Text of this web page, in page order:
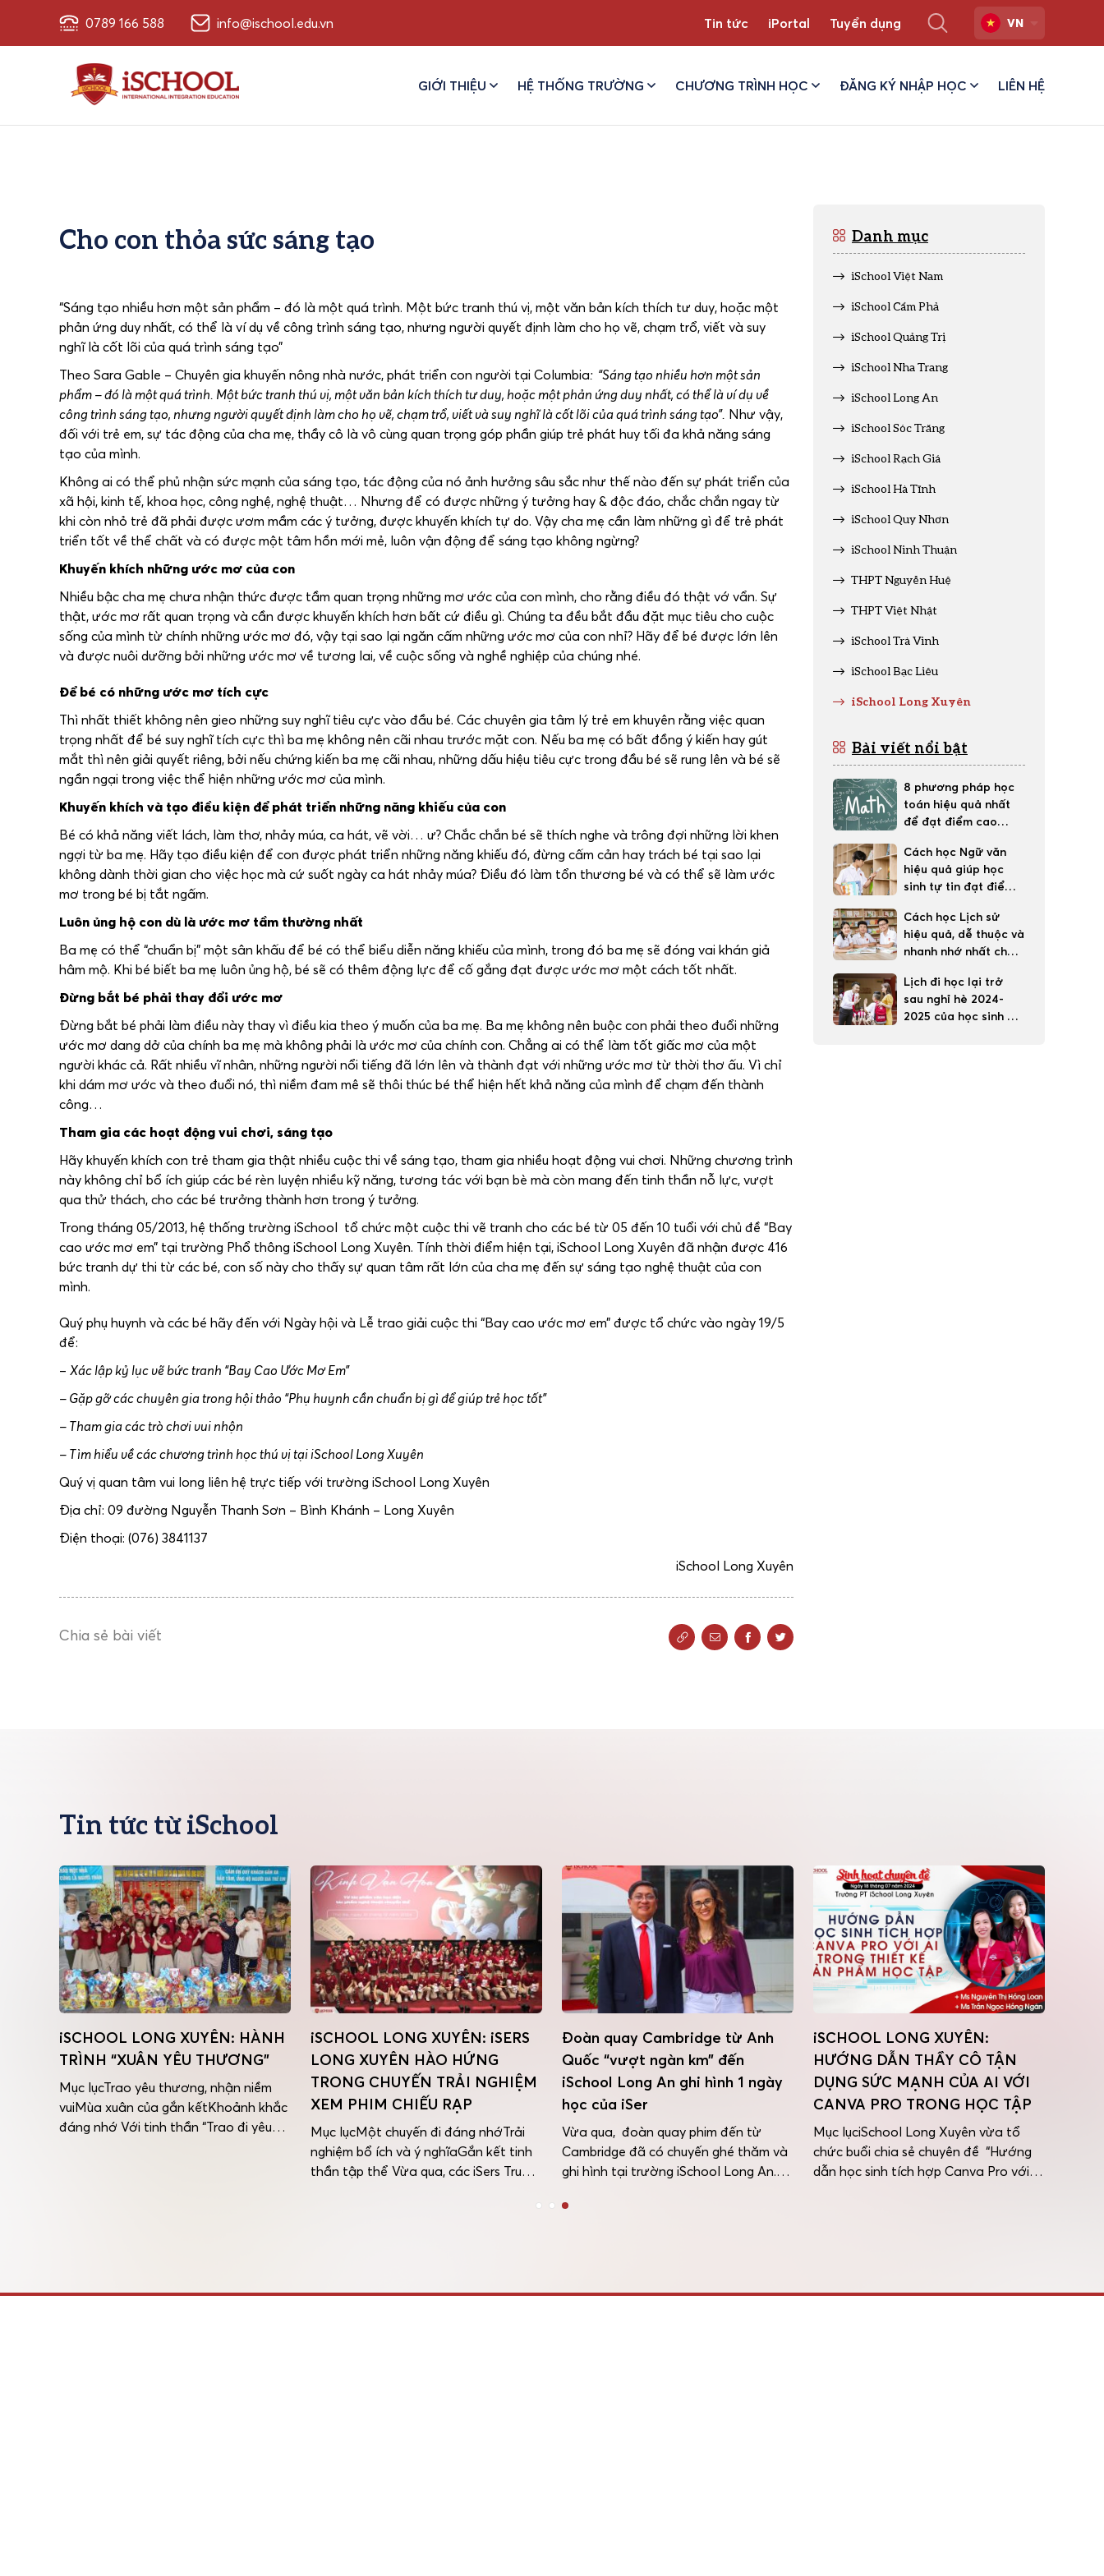
0789 166 588 info@ischool.edu.vn Tin tức iPortal Tuyển dụng VN
GIỚI THIỆU HỆ THỐNG TRƯỜNG CHƯƠNG TRÌNH HỌC ĐĂNG KÝ NHẬP HỌC LIÊN HỆ
Cho con thỏa sức sáng tạo
“Sáng tạo nhiều hơn một sản phẩm – đó là một quá trình. Một bức tranh thú vị, một văn bản kích thích tư duy, hoặc một
phản ứng duy nhất, có thể là ví dụ về công trình sáng tạo, nhưng người quyết định làm cho họ vẽ, chạm trổ, viết và suy
nghĩ là cốt lõi của quá trình sáng tạo”
Theo Sara Gable – Chuyên gia khuyến nông nhà nước, phát triển con người tại Columbia: “Sáng tạo nhiều hơn một sản
phẩm – đó là một quá trình. Một bức tranh thú vị, một văn bản kích thích tư duy, hoặc một phản ứng duy nhất, có thể là ví dụ về
công trình sáng tạo, nhưng người quyết định làm cho họ vẽ, chạm trổ, viết và suy nghĩ là cốt lõi của quá trình sáng tạo”. Như vậy,
đối với trẻ em, sự tác động của cha mẹ, thầy cô là vô cùng quan trọng góp phần giúp trẻ phát huy tối đa khả năng sáng
tạo của mình.
Không ai có thể phủ nhận sức mạnh của sáng tạo, tác động của nó ảnh hưởng sâu sắc như thế nào đến sự phát triển của
xã hội, kinh tế, khoa học, công nghệ, nghệ thuật… Nhưng để có được những ý tưởng hay & độc đáo, chắc chắn ngay từ
khi còn nhỏ trẻ đã phải được ươm mầm các ý tưởng, được khuyến khích tự do. Vậy cha mẹ cần làm những gì để trẻ phát
triển tốt về thể chất và có được một tâm hồn mới mẻ, luôn vận động để sáng tạo không ngừng?
Khuyến khích những ước mơ của con
Nhiều bậc cha mẹ chưa nhận thức được tầm quan trọng những mơ ước của con mình, cho rằng điều đó thật vớ vẩn. Sự
thật, ước mơ rất quan trọng và cần được khuyến khích hơn bất cứ điều gì. Chúng ta đều bắt đầu đặt mục tiêu cho cuộc
sống của mình từ chính những ước mơ đó, vậy tại sao lại ngăn cấm những ước mơ của con nhỉ? Hãy để bé được lớn lên
và được nuôi dưỡng bởi những ước mơ về tương lai, về cuộc sống và nghề nghiệp của chúng nhé.
Để bé có những ước mơ tích cực
Thì nhất thiết không nên gieo những suy nghĩ tiêu cực vào đầu bé. Các chuyên gia tâm lý trẻ em khuyên rằng việc quan
trọng nhất để bé suy nghĩ tích cực thì ba mẹ không nên cãi nhau trước mặt con. Nếu ba mẹ có bất đồng ý kiến hay gút
mắt thì nên giải quyết riêng, bởi nếu chứng kiến ba mẹ cãi nhau, những dấu hiệu tiêu cực trong đầu bé sẽ rung lên và bé sẽ
ngần ngại trong việc thể hiện những ước mơ của mình.
Khuyến khích và tạo điều kiện để phát triển những năng khiếu của con
Bé có khả năng viết lách, làm thơ, nhảy múa, ca hát, vẽ vời… ư? Chắc chắn bé sẽ thích nghe và trông đợi những lời khen
ngợi từ ba mẹ. Hãy tạo điều kiện để con được phát triển những năng khiếu đó, đừng cấm cản hay trách bé tại sao lại
không dành thời gian cho việc học mà cứ suốt ngày ca hát nhảy múa? Điều đó làm tổn thương bé và có thể sẽ làm ước
mơ trong bé bị tắt ngấm.
Luôn ủng hộ con dù là ước mơ tầm thường nhất
Ba mẹ có thể “chuẩn bị” một sân khấu để bé có thể biểu diễn năng khiếu của mình, trong đó ba mẹ sẽ đóng vai khán giả
hâm mộ. Khi bé biết ba mẹ luôn ủng hộ, bé sẽ có thêm động lực để cố gắng đạt được ước mơ một cách tốt nhất.
Đừng bắt bé phải thay đổi ước mơ
Đừng bắt bé phải làm điều này thay vì điều kia theo ý muốn của ba mẹ. Ba mẹ không nên buộc con phải theo đuổi những
ước mơ dang dở của chính ba mẹ mà không phải là ước mơ của chính con. Chẳng ai có thể làm tốt giấc mơ của một
người khác cả. Rất nhiều vĩ nhân, những người nổi tiếng đã lớn lên và thành đạt với những ước mơ từ thời thơ ấu. Vì chỉ
khi dám mơ ước và theo đuổi nó, thì niềm đam mê sẽ thôi thúc bé thể hiện hết khả năng của mình để chạm đến thành
công…
Tham gia các hoạt động vui chơi, sáng tạo
Hãy khuyến khích con trẻ tham gia thật nhiều cuộc thi về sáng tạo, tham gia nhiều hoạt động vui chơi. Những chương trình
này không chỉ bổ ích giúp các bé rèn luyện nhiều kỹ năng, tương tác với bạn bè mà còn mang đến tinh thần nỗ lực, vượt
qua thử thách, cho các bé trưởng thành hơn trong ý tưởng.
Trong tháng 05/2013, hệ thống trường iSchool tổ chức một cuộc thi vẽ tranh cho các bé từ 05 đến 10 tuổi với chủ đề “Bay
cao ước mơ em” tại trường Phổ thông iSchool Long Xuyên. Tính thời điểm hiện tại, iSchool Long Xuyên đã nhận được 416
bức tranh dự thi từ các bé, con số này cho thấy sự quan tâm rất lớn của cha mẹ đến sự sáng tạo nghệ thuật của con
mình.
Quý phụ huynh và các bé hãy đến với Ngày hội và Lễ trao giải cuộc thi “Bay cao ước mơ em” được tổ chức vào ngày 19/5
để:
– Xác lập kỷ lục vẽ bức tranh “Bay Cao Ước Mơ Em”
– Gặp gỡ các chuyên gia trong hội thảo “Phụ huynh cần chuẩn bị gì để giúp trẻ học tốt”
– Tham gia các trò chơi vui nhộn
– Tìm hiểu về các chương trình học thú vị tại iSchool Long Xuyên
Quý vị quan tâm vui long liên hệ trực tiếp với trường iSchool Long Xuyên
Địa chỉ: 09 đường Nguyễn Thanh Sơn – Bình Khánh – Long Xuyên
Điện thoại: (076) 3841137
iSchool Long Xuyên
Chia sẻ bài viết
Danh mục
iSchool Việt Nam
iSchool Cẩm Phả
iSchool Quảng Trị
iSchool Nha Trang
iSchool Long An
iSchool Sóc Trăng
iSchool Rạch Giá
iSchool Hà Tĩnh
iSchool Quy Nhơn
iSchool Ninh Thuận
THPT Nguyễn Huệ
THPT Việt Nhật
iSchool Trà Vinh
iSchool Bạc Liêu
iSchool Long Xuyên
Bài viết nổi bật
8 phương pháp học
toán hiệu quả nhất
để đạt điểm cao
Cách học Ngữ văn
hiệu quả giúp học
sinh tự tin đạt điểm
Cách học Lịch sử
hiệu quả, dễ thuộc và
nhanh nhớ nhất cho
Lịch đi học lại trở
sau nghỉ hè 2024-
2025 của học sinh 63
Tin tức từ iSchool
iSCHOOL LONG XUYÊN: HÀNH
TRÌNH “XUÂN YÊU THƯƠNG”
Mục lụcTrao yêu thương, nhận niềm
vuiMùa xuân của gắn kếtKhoảnh khắc
đáng nhớ Với tinh thần “Trao đi yêu
iSCHOOL LONG XUYÊN: iSERS
LONG XUYÊN HÀO HỨNG
TRONG CHUYẾN TRẢI NGHIỆM
XEM PHIM CHIẾU RẠP
Mục lụcMột chuyến đi đáng nhớTrải
nghiệm bổ ích và ý nghĩaGắn kết tinh
thần tập thể Vừa qua, các iSers Trung
iSchool Long Xuyên đã có một chuyến
Đoàn quay Cambridge từ Anh
Quốc “vượt ngàn km” đến
iSchool Long An ghi hình 1 ngày
học của iSer
Vừa qua, đoàn quay phim đến từ
Cambridge đã có chuyến ghé thăm và
ghi hình tại trường iSchool Long An.
phỏng vấn về ý nghĩa việc học theo
iSCHOOL LONG XUYÊN:
HƯỚNG DẪN THẦY CÔ TẬN
DỤNG SỨC MẠNH CỦA AI VỚI
CANVA PRO TRONG HỌC TẬP
Mục lụciSchool Long Xuyên vừa tổ
chức buổi chia sẻ chuyên đề “Hướng
dẫn học sinh tích hợp Canva Pro với